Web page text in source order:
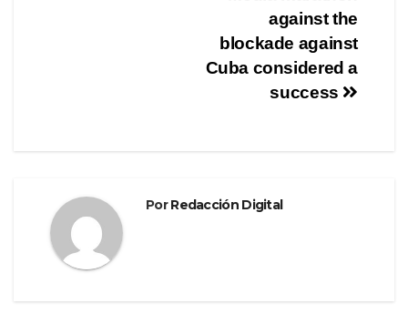
against the
blockade against
Cuba considered a
success
PorRedacción Digital